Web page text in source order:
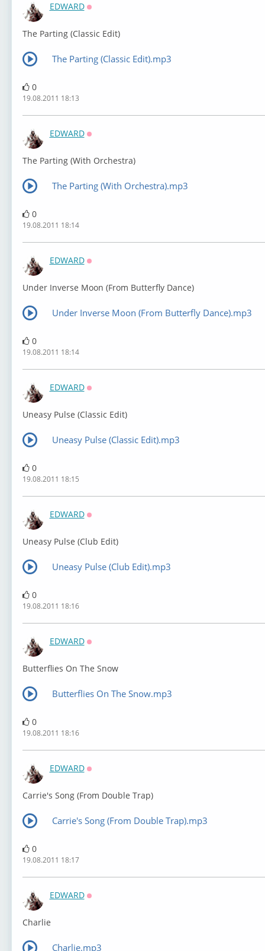
EDWARD
The Parting (Classic Edit)
The Parting (Classic Edit).mp3
0
19.08.2011 18:13
EDWARD
The Parting (With Orchestra)
The Parting (With Orchestra).mp3
0
19.08.2011 18:14
EDWARD
Under Inverse Moon (From Butterfly Dance)
Under Inverse Moon (From Butterfly Dance).mp3
0
19.08.2011 18:14
EDWARD
Uneasy Pulse (Classic Edit)
Uneasy Pulse (Classic Edit).mp3
0
19.08.2011 18:15
EDWARD
Uneasy Pulse (Club Edit)
Uneasy Pulse (Club Edit).mp3
0
19.08.2011 18:16
EDWARD
Butterflies On The Snow
Butterflies On The Snow.mp3
0
19.08.2011 18:16
EDWARD
Carrie's Song (From Double Trap)
Carrie's Song (From Double Trap).mp3
0
19.08.2011 18:17
EDWARD
Charlie
Charlie.mp3